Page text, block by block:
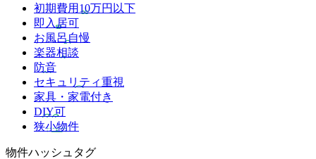
初期費用10万円以下
即入居可
お風呂自慢
楽器相談
防音
セキュリティ重視
家具・家電付き
DIY可
狭小物件
物件ハッシュタグ